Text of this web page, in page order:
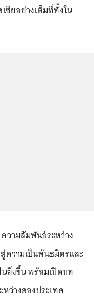
ยอย่างเต็มที่ทั้งใน
วามสัมพันธ์ระหว่าง
ความเป็นพันธมิตรและ
ยิ่งขึ้น พร้อมเปิดบท
ว่างสองประเทศ